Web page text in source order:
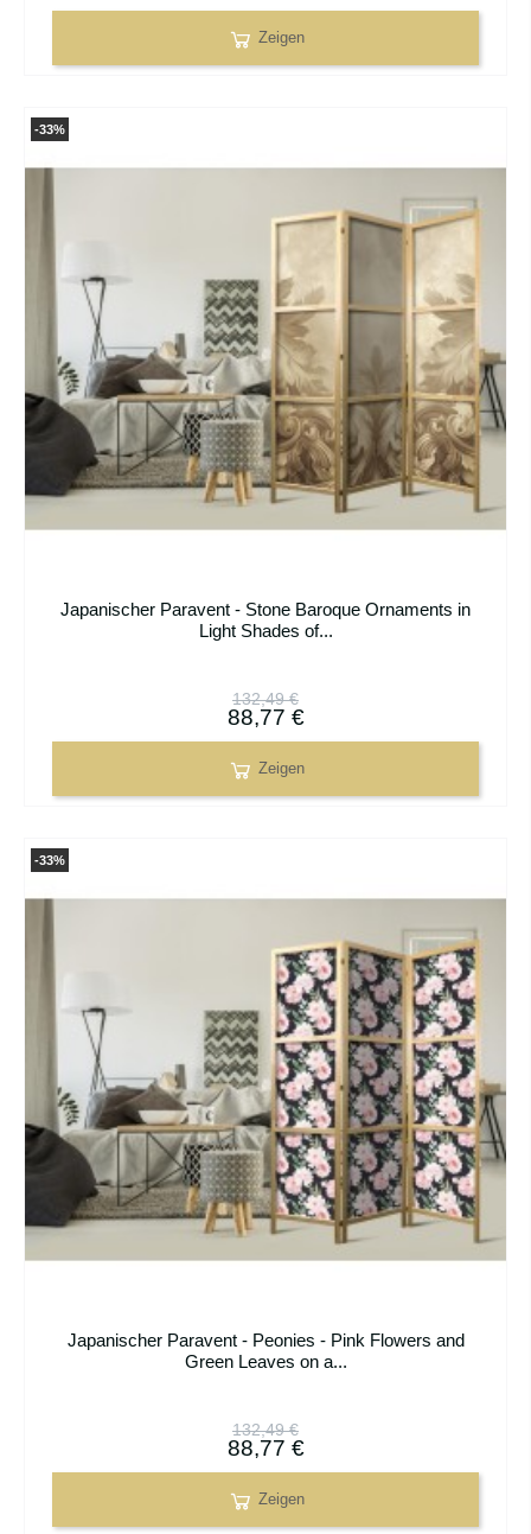
Zeigen
Japanischer Paravent - Stone Baroque Ornaments in
Light Shades of...
132,49 €
88,77 €
Zeigen
-33%
Japanischer Paravent - Peonies - Pink Flowers and
Green Leaves on a...
132,49 €
88,77 €
Zeigen
-33%